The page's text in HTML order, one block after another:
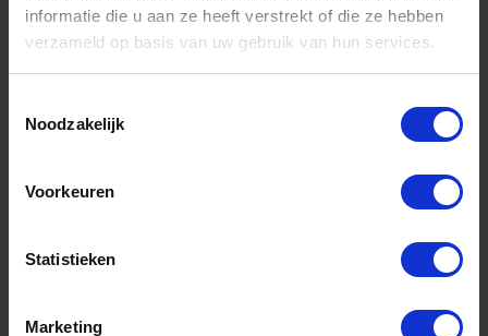
informatie die u aan ze heeft verstrekt of die ze hebben
verzameld op basis van uw gebruik van hun services.
Noodzakelijk
Voorkeuren
Statistieken
Marketing
Informatie
Klachtenregeling Ome Dick
Privacyverklaring Ome Dick